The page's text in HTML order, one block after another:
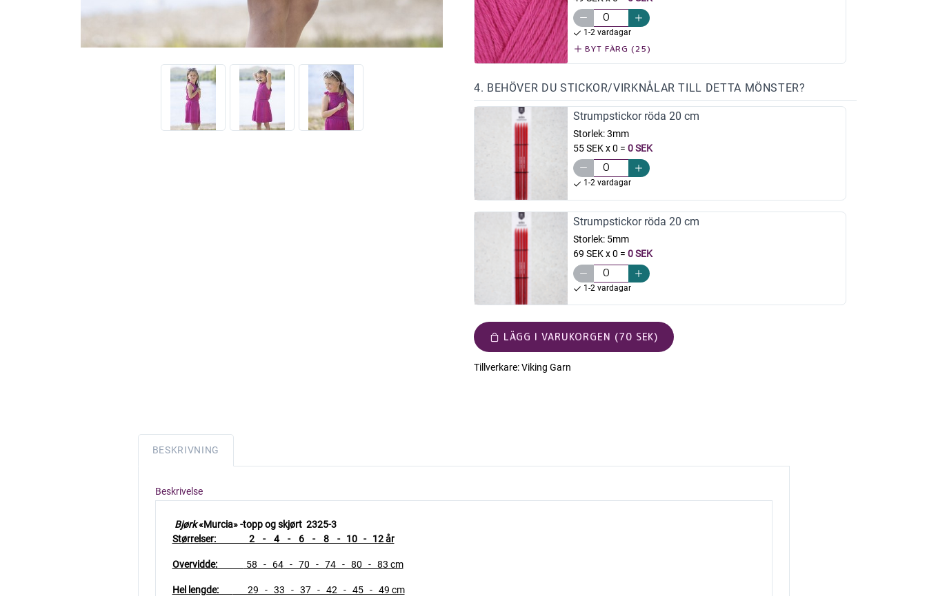
1-2 vardagar
BYT FÄRG (25)
4. BEHÖVER DU STICKOR/VIRKNÅLAR TILL DETTA MÖNSTER?
Strumpstickor röda 20 cm
Storlek:3mm
55 SEK x 0 = 0 SEK
1-2 vardagar
Strumpstickor röda 20 cm
Storlek: 5mm
69 SEK x 0 = 0 SEK
1-2 vardagar
LÄGG I VARUKORGEN (70 SEK)
Tillverkare:Viking Garn
BESKRIVNING
Beskrivelse
Bjørk«Murcia» -topp og skjørt 2325-3
Størrelser: 2 - 4 - 6 - 8 - 10 - 12 år
Overvidde: 58 - 64 - 70 - 74 - 80 - 83 cm
Hel lengde: 29 - 33 - 37 - 42 - 45 - 49 cm